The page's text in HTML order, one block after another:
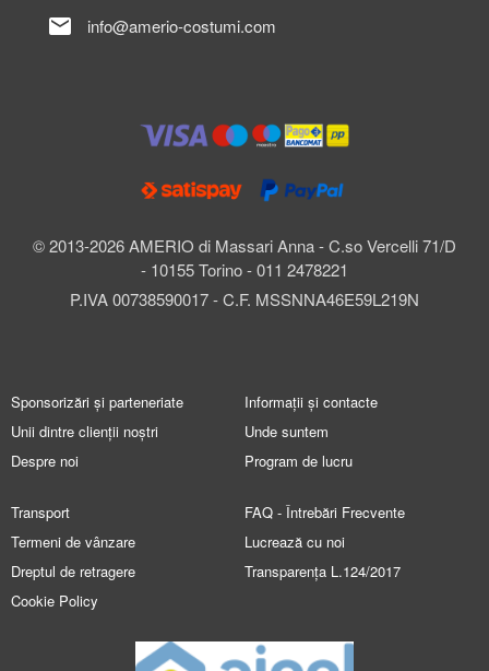
© 2013-2026 AMERIO di Massari Anna - C.so Vercelli 71/D
- 10155 Torino - 011 2478221
P.IVA 00738590017 - C.F. MSSNNA46E59L219N
mail info@amerio-costumi.com
Sponsorizări și parteneriate
Unii dintre clienții noștri
Despre noi
Informații și contacte
Unde suntem
Program de lucru
Transport
Termeni de vânzare
Dreptul de retragere
Cookie Policy
FAQ - Întrebări Frecvente
Lucrează cu noi
Transparența L.124/2017